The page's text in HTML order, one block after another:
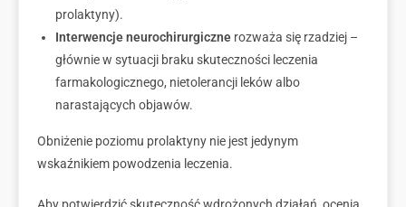
prolaktyny).
Interwencje neurochirurgiczne rozważa się rzadziej –
głównie w sytuacji braku skuteczności leczenia
farmakologicznego, nietolerancji leków albo
narastających objawów.
Obniżenie poziomu prolaktyny nie jest jedynym
wskaźnikiem powodzenia leczenia.